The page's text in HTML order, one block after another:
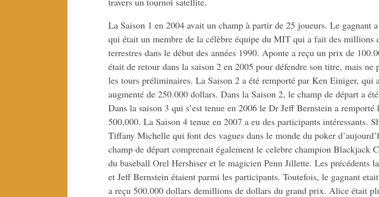
La Saison 1 en 2004 avait un champ à partir de 25 joueurs. Le gagnant
qui était un membre de la célèbre équipe du MIT qui a fait des millions
terrestres dans le début des années 1990. Aponte a reçu un prix de
était de retour dans la saison 2 en 2005 pour défendre son titre, mais ne
les tours préliminaires. La Saison 2 a été remporté par Ken Einiger, qui
augmenté de 250.000 dollars. Dans la Saison 2, le champ de départ a
Dans la saison 3 qui s’est tenue en 2006 le Dr Jeff Bernstein a
500,000. La Saison 4 tenue en 2007 a eu des participants intéressants.
Tiffany Michelle qui font des vagues dans le monde du poker
champ de départ comprenait également le celebre champion Blackjack
du baseball Orel Hershiser et le magicien Penn Jillette. Les précédents
et Jeff Bernstein étaient parmi les participants. Toutefois, le gagnant
a reçu 500.000 dollars demillions de dollars du grand prix. Alice était